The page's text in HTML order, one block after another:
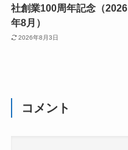
社創業100周年記念（2026
年8月）
2026年8月3日
コメント